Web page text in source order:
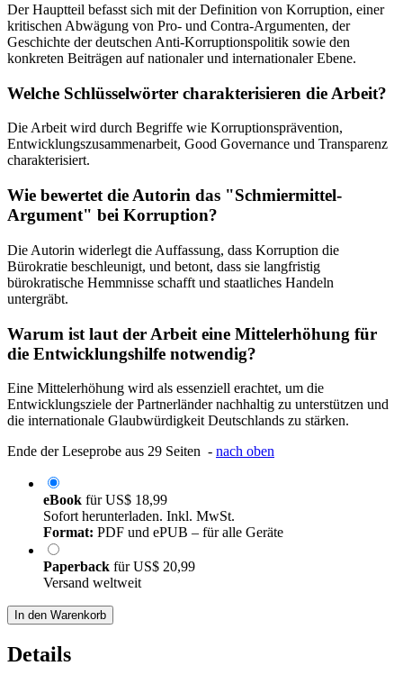
Der Hauptteil befasst sich mit der Definition von Korruption, einer
kritischen Abwägung von Pro- und Contra-Argumenten, der
Geschichte der deutschen Anti-Korruptionspolitik sowie den
konkreten Beiträgen auf nationaler und internationaler Ebene.
Welche Schlüsselwörter charakterisieren die Arbeit?
Die Arbeit wird durch Begriffe wie Korruptionsprävention,
Entwicklungszusammenarbeit, Good Governance und Transparenz
charakterisiert.
Wie bewertet die Autorin das "Schmiermittel-
Argument" bei Korruption?
Die Autorin widerlegt die Auffassung, dass Korruption die
Bürokratie beschleunigt, und betont, dass sie langfristig
bürokratische Hemmnisse schafft und staatliches Handeln
untergräbt.
Warum ist laut der Arbeit eine Mittelerhöhung für
die Entwicklungshilfe notwendig?
Eine Mittelerhöhung wird als essenziell erachtet, um die
Entwicklungsziele der Partnerländer nachhaltig zu unterstützen und
die internationale Glaubwürdigkeit Deutschlands zu stärken.
Ende der Leseprobe aus 29 Seiten - nach oben
eBook fürUS$ 18,99
Sofort herunterladen. Inkl. MwSt.
Format: PDF und ePUB – für alle Geräte
Paperback fürUS$ 20,99
Versand weltweit
In den Warenkorb
Details